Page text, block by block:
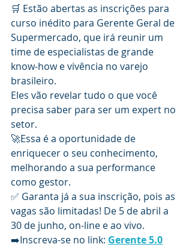
🛒 Estão abertas as inscrições para
curso inédito para Gerente Geral de
Supermercado, que irá reunir um
time de especialistas de grande
know-how e vivência no varejo
brasileiro.
Eles vão revelar tudo o que você
precisa saber para ser um expert no
setor.
🚀Essa é a oportunidade de
enriquecer o seu conhecimento,
melhorando a sua performance
como gestor.
✅ Garanta já a sua inscrição, pois as
vagas são limitadas! De 5 de abril a
30 de junho, on-line e ao vivo.
➡️Inscreva-se no link: Gerente 5.0